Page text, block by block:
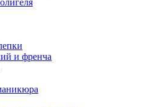
и френча